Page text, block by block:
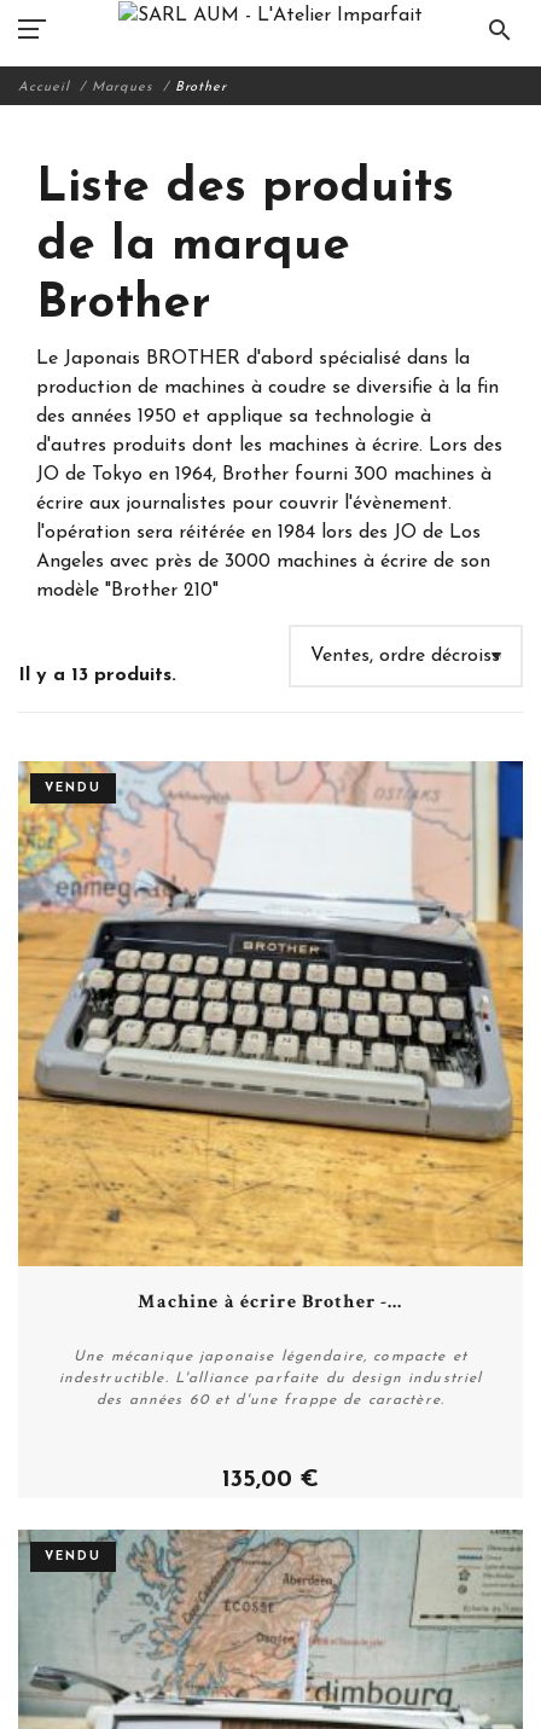
search
Accueil Marques Brother
Liste des produits
de la marque
Brother
Le Japonais BROTHER d'abord spécialisé dans la
production de machines à coudre se diversifie à la fin
des années 1950 et applique sa technologie à
d'autres produits dont les machines à écrire. Lors des
JO de Tokyo en 1964, Brother fourni 300 machines à
écrire aux journalistes pour couvrir l'évènement.
l'opération sera réitérée en 1984 lors des JO de Los
Angeles avec près de 3000 machines à écrire de son
modèle "Brother 210"
Il y a 13 produits.
VENDU
Machine à écrire Brother -...
Une mécanique japonaise légendaire, compacte et
indestructible. L'alliance parfaite du design industriel
des années 60 et d'une frappe de caractère.
135,00 €
VENDU